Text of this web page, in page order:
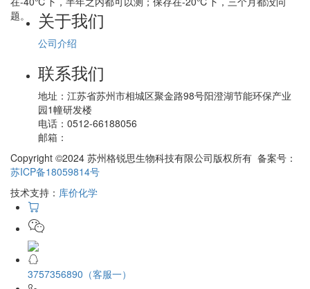
题。
关于我们
公司介绍
联系我们
地址： 江苏省苏州市相城区聚金路98号阳澄湖节能环保产业
园1幢研发楼
电话： 0512-66188056
邮箱：
Copyright ©2024 苏州格锐思生物科技有限公司版权所有 备案号：
苏ICP备18059814号
技术支持： 库价化学
3757356890（客服一）